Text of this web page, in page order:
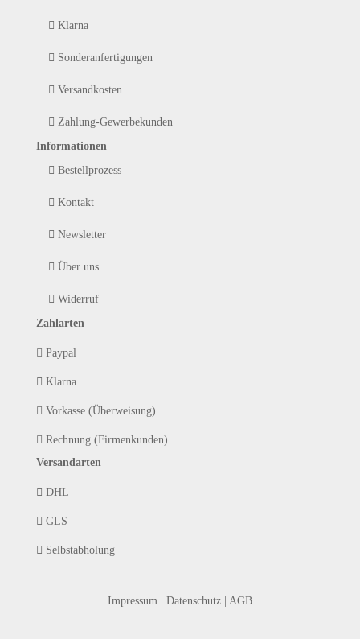
Klarna
Sonderanfertigungen
Versandkosten
Zahlung-Gewerbekunden
Informationen
Bestellprozess
Kontakt
Newsletter
Über uns
Widerruf
Zahlarten
Paypal
Klarna
Vorkasse (Überweisung)
Rechnung (Firmenkunden)
Versandarten
DHL
GLS
Selbstabholung
Impressum | Datenschutz | AGB